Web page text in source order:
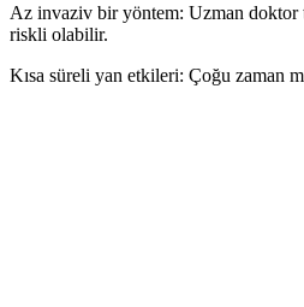
Az invaziv bir yöntem: Uzman doktor
riskli olabilir.
Kısa süreli yan etkileri: Çoğu zaman